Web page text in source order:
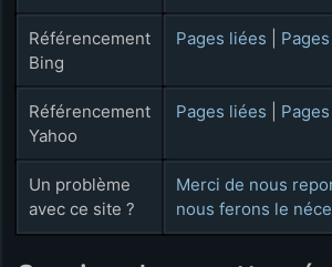
Référencement
Bing
Pages liées
Référencement
Yahoo
Pages liées
Un problème
avec ce site ?
Merci de nous
nous ferons le